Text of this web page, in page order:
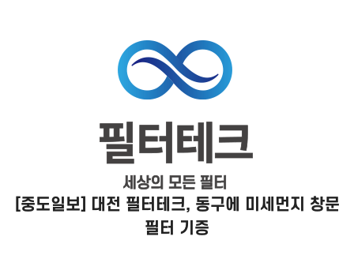
[중도일보] 대전 필터테크, 동구에 미세먼지 창문
필터 기증